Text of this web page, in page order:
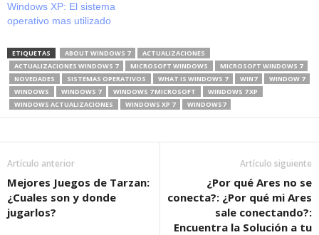
Windows XP: El sistema
operativo mas utilizado
ETIQUETAS ABOUT WINDOWS 7
ACTUALIZACIONES
ACTUALIZACIONES WINDOWS 7
MICROSOFT WINDOWS
MICROSOFT WINDOWS 7
NOVEDADES
SISTEMAS OPERATIVOS WHAT IS WINDOWS 7 WIN7
WINDOW 7
WINDOWS
WINDOWS 7 WINDOWS 7 MICROSOFT
WINDOWS 7 XP
WINDOWS ACTUALIZACIONES
WINDOWS XP 7 WINDOWS7
Artículo anterior
Mejores Juegos de Tarzan:
¿Cuales son y donde
jugarlos?
Artículo siguiente
¿Por qué Ares no se
conecta?: ¿Por qué mi Ares
sale conectando?:
Encuentra la Solución a tu